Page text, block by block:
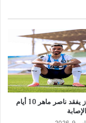
بيراميدز يفقد ناصر ماهر 10 أيام